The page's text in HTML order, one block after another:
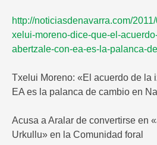
http://noticiasdenavarra.com/
xelui-moreno-dice-que-el-
abertzale-con-ea-es-la-palanca-
Txelui Moreno: «El acuerdo de la
EA es la palanca de cambio en
Acusa a Aralar de convertirse en
Urkullu» en la Comunidad foral